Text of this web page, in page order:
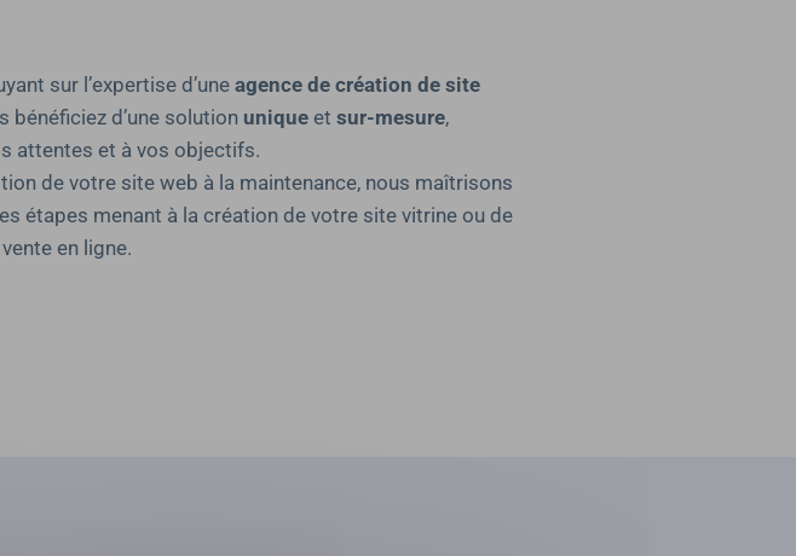
sur l’expertise d’une agence de création de site
bénéficiez d’une solution unique et sur-mesure,
attentes et à vos objectifs.
de votre site web à la maintenance, nous maîtrisons
étapes menant à la création de votre site vitrine ou de
en ligne.